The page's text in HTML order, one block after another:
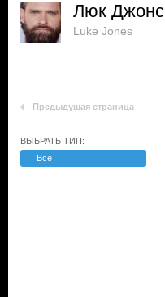
Люк Джонс
Luke Jones
Предыдущая страница
ВЫБРАТЬ ТИП:
Все